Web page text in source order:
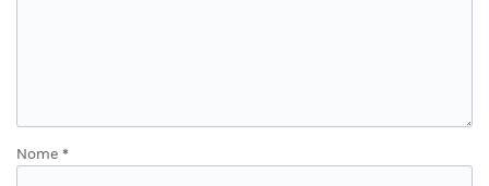
Nome *